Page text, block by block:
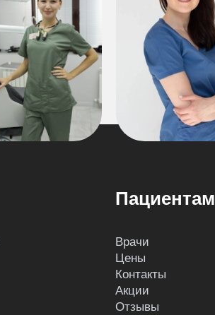
Пациентам
Врачи
Цены
Контакты
Акции
Отзывы